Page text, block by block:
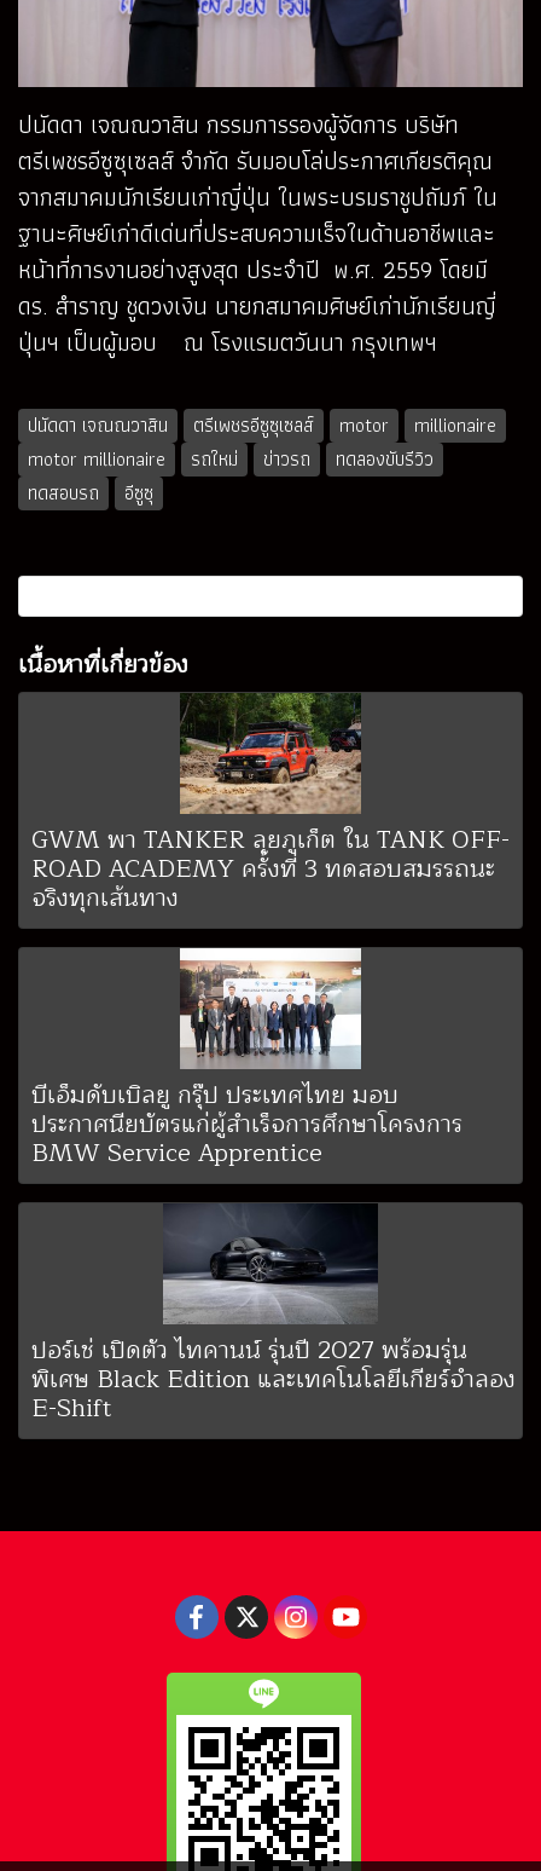
ปนัดดา เจณณวาสิน กรรมการรองผู้จัดการ บริษัท
ตรีเพชรอีซูซุเซลส์ จำกัด รับมอบโล่ประกาศเกียรติคุณ
จากสมาคมนักเรียนเก่าญี่ปุ่น ในพระบรมราชูปถัมภ์ ใน
ฐานะศิษย์เก่าดีเด่นที่ประสบความเร็จในด้านอาชีพและ
หน้าที่การงานอย่างสูงสุด ประจำปี พ.ศ. 2559 โดยมี
ดร. สำราญ ชูดวงเงิน นายกสมาคมศิษย์เก่านักเรียนญี่
ปุ่นฯ เป็นผู้มอบ ณ โรงแรมตวันนา กรุงเทพฯ
ปนัดดา เจณณวาสิน ตรีเพชรอีซูซุเซลส์ motor
millionaire
motor millionaire
รถใหม่ ข่าวรถ
ทดลองขับรีวิว
ทดสอบรถ
อีซูซุ
เนื้อหาที่เกี่ยวข้อง
GWM พา TANKER ลุยภูเก็ต ใน TANK OFF-
ROAD ACADEMY ครั้งที่ 3 ทดสอบสมรรถนะ
จริงทุกเส้นทาง
บีเอ็มดับเบิลยู กรุ๊ป ประเทศไทย มอบ
ประกาศนียบัตรแก่ผู้สำเร็จการศึกษาโครงการ
BMW Service Apprentice
ปอร์เช่ เปิดตัว ไทคานน์ รุ่นปี 2027 พร้อมรุ่น
พิเศษ Black Edition และเทคโนโลยีเกียร์จำลอง
E-Shift